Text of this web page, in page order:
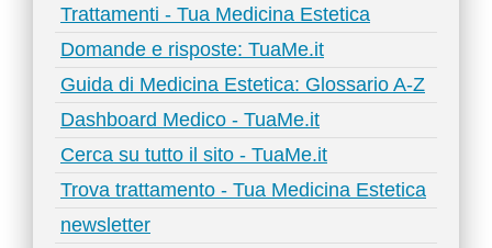
Trattamenti - Tua Medicina Estetica
Domande e risposte: TuaMe.it
Guida di Medicina Estetica: Glossario A-Z
Dashboard Medico - TuaMe.it
Cerca su tutto il sito - TuaMe.it
Trova trattamento - Tua Medicina Estetica
newsletter